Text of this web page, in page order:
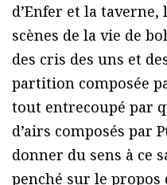
d’Enfer et la
scènes de la vie de
des cris des uns et
partition composée
tout entrecoupé par
d’airs composés par
donner du sens à ce
penché sur le propos